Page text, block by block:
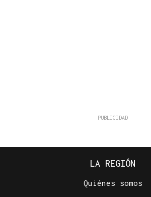
LA REGIÓN
Quiénes somos